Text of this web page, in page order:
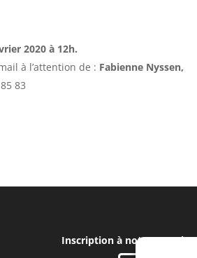
2020 à 12h.
à l’attention de : Fabienne Nyssen,
83
Inscription à notre